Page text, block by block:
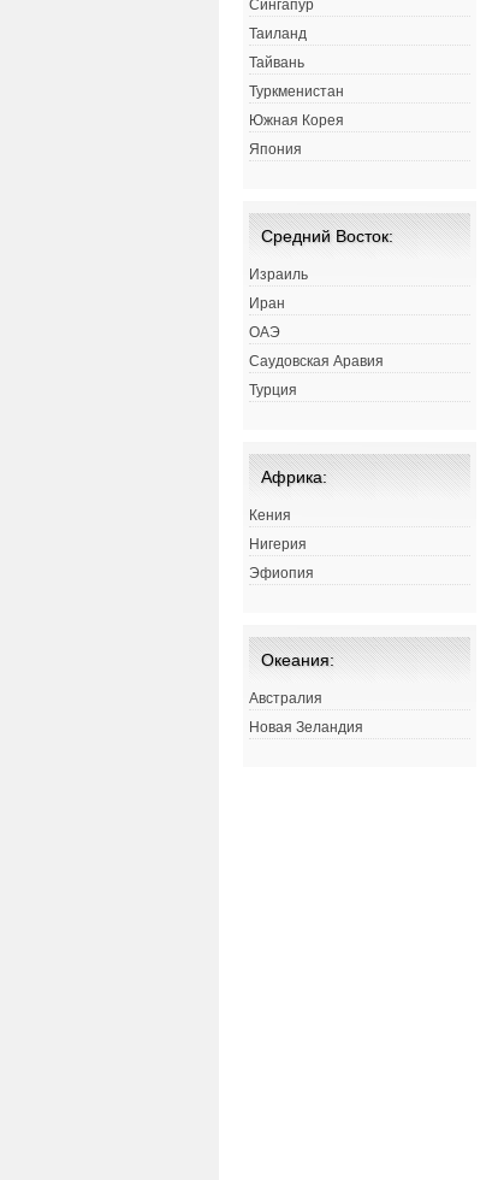
Сингапур
Таиланд
Тайвань
Туркменистан
Южная Корея
Япония
Средний Восток:
Израиль
Иран
ОАЭ
Саудовская Аравия
Турция
Африка:
Кения
Нигерия
Эфиопия
Океания:
Австралия
Новая Зеландия